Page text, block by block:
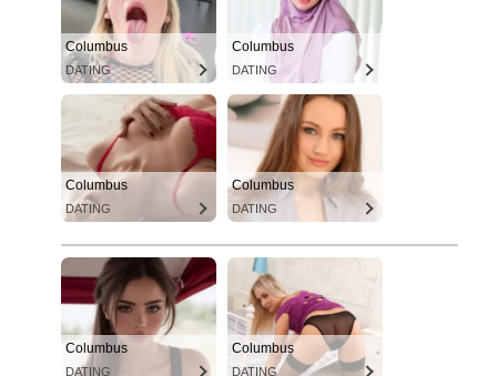
Columbus
DATING
Columbus
DATING
Columbus
DATING
Columbus
DATING
Columbus
DATING
Columbus
DATING